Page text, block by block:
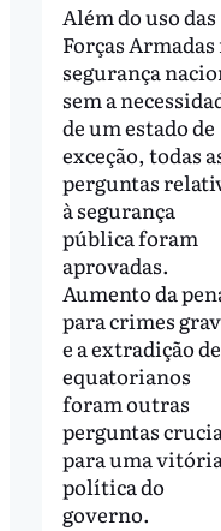
Além do uso das
Forças Armadas
segurança
sem a
de um estado de
exceção, todas
perguntas
à segurança
pública foram
aprovadas.
Aumento da
para crimes
e a extradição de
equatorianos
foram outras
perguntas
para uma
política do
governo.